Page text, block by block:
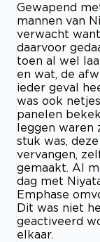
Gewapend
mannen van
verwacht
daarvoor
toen al wel
en wat, de
ieder geval
was ook
panelen
leggen waren
stuk was,
vervangen,
gemaakt. Al
dag met
Emphase
Dit was niet
geactiveerd
elkaar.